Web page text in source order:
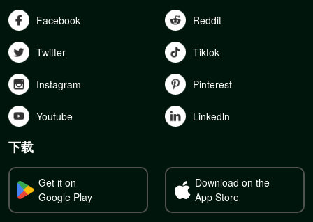
Facebook Reddit
Twitter Tiktok
Instagram Pinterest
Youtube Linkedln
下载
Get it on
Google Play
Download on the
App Store